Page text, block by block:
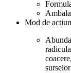
Mod de